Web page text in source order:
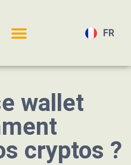
FR
EN
wallet
cryptos ?